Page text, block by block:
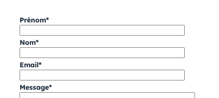
Prénom*
Nom*
Email*
Message*